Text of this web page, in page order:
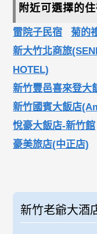
附近可選擇的
雷院子民宿 菊的
新大竹北商旅
HOTEL)
新竹豐邑喜來登
新竹國賓大飯店
悅豪大飯店-新竹館
豪美旅店(中正店)
新竹老爺大酒